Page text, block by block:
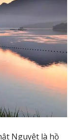
Nguyệt là hồ